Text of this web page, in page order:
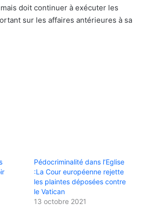
doit continuer à exécuter les
sur les affaires antérieures à sa
Pédocriminalité dans l’Eglise
:La Cour européenne rejette
les plaintes déposées contre
le Vatican
13 octobre 2021